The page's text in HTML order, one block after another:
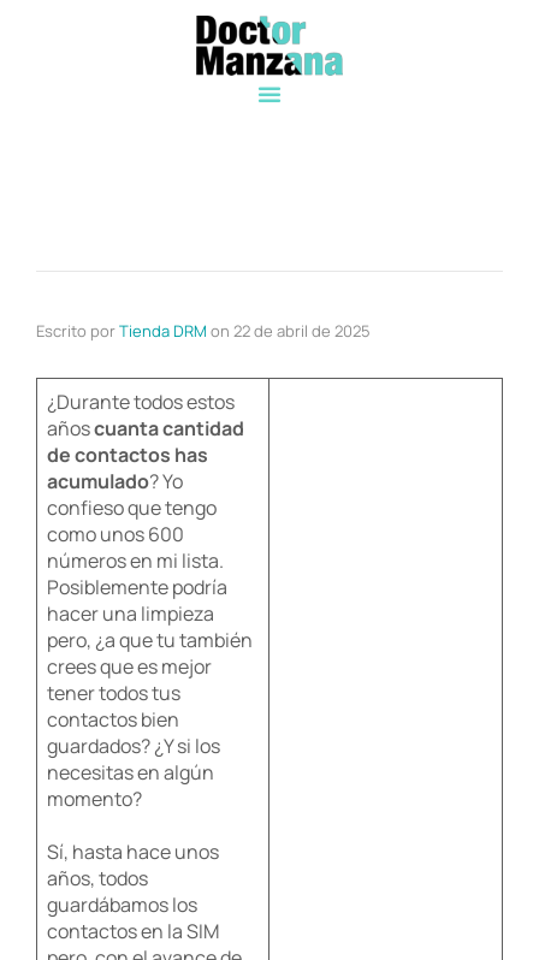
Escrito porTienda DRM on 22 de abril de 2025
¿Durante todos estos
añoscuanta cantidad
de contactos has
acumulado? Yo
confieso que tengo
como unos 600
números en mi lista.
Posiblemente podría
hacer una limpieza
pero, ¿a que tu también
crees que es mejor
tener todos tus
contactos bien
guardados? ¿Y si los
necesitas en algún
momento?
​​Sí, hasta hace unos
años, todos
guardábamos los
contactos en la SIM